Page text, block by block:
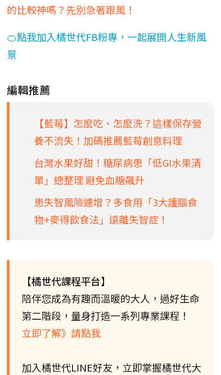
的比較神嗎？先別急著跟風！
🍊點我加入橘世代FB粉專，一起展開人生新風
景
編輯推薦
【藍莓】怎麼吃、怎麼洗？這樣保存營
養不流失！加碼推薦藍莓創意料理
台灣水果好甜！糖尿病患「低GI水果清
單」總整理 避免血糖飆升
患失智風險遽增？多食用「3大護腦食
物+麥得飲食法」遠離失智症！
【橘世代課程平台】
陪伴您成為有趣而溫暖的大人，過好生命
第二階段，量身打造一系列專業課程！
立即了解》請點我
加入橘世代LINE好友，立即掌握橘世代大